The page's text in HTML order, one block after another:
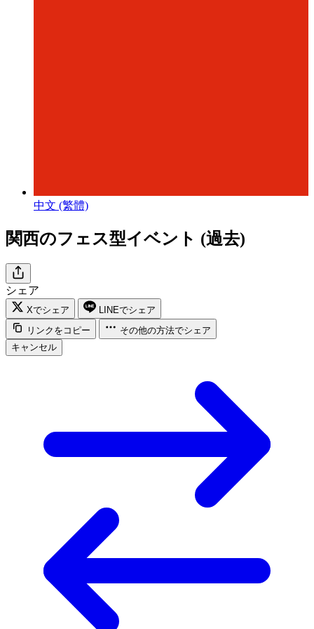
中文 (繁體)
関西のフェス型イベント (過去)
シェア
Xでシェア
LINEでシェア
リンクをコピー
その他の方法でシェア
キャンセル